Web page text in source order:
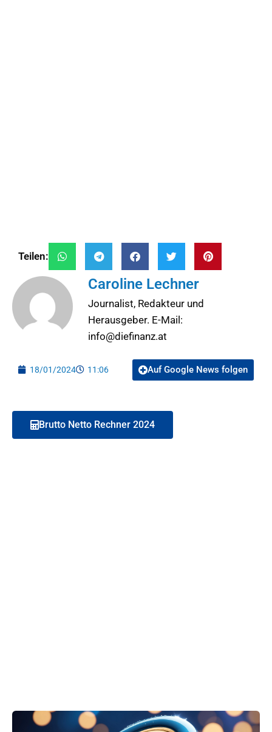
Teilen:
Caroline Lechner
Journalist, Redakteur und
Herausgeber. E-Mail:
info@diefinanz.at
18/01/2024 11:06 Auf Google News folgen
Brutto Netto Rechner 2024